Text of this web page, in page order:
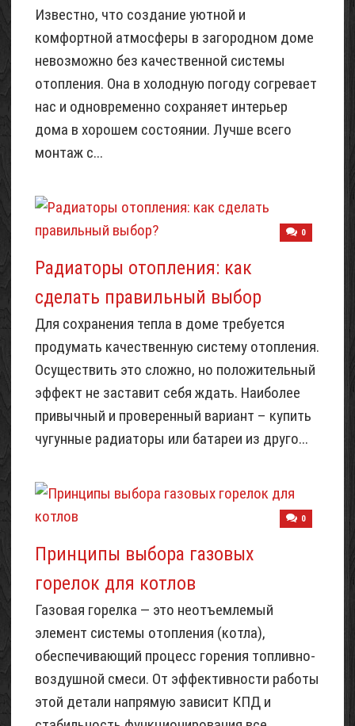
Известно, что создание уютной и
комфортной атмосферы в загородном доме
невозможно без качественной системы
отопления. Она в холодную погоду согревает
нас и одновременно сохраняет интерьер
дома в хорошем состоянии. Лучше всего
монтаж с...
0
Радиаторы отопления: как
сделать правильный выбор
Для сохранения тепла в доме требуется
продумать качественную систему отопления.
Осуществить это сложно, но положительный
эффект не заставит себя ждать. Наиболее
привычный и проверенный вариант – купить
чугунные радиаторы или батареи из друго...
0
Принципы выбора газовых
горелок для котлов
Газовая горелка — это неотъемлемый
элемент системы отопления (котла),
обеспечивающий процесс горения топливно-
воздушной смеси. От эффективности работы
этой детали напрямую зависит КПД и